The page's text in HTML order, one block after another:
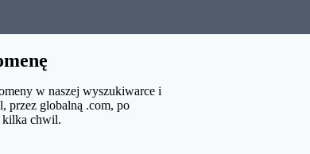
w naszej wyszukiwarce i
przez globalną .com, po
kilka chwil.